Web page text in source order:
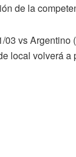
de la
vs
local volverá